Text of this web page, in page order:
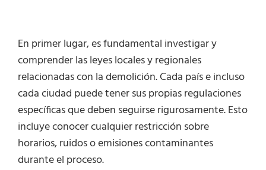
En primer lugar, es fundamental investigar y
comprender las leyes locales y regionales
relacionadas con la demolición. Cada país e incluso
cada ciudad puede tener sus propias regulaciones
específicas que deben seguirse rigurosamente. Esto
incluye conocer cualquier restricción sobre
horarios, ruidos o emisiones contaminantes
durante el proceso.